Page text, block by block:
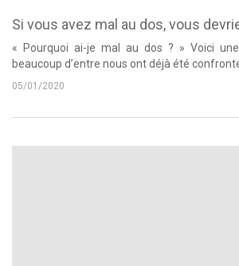
BRACHIALE•DORSALGIE
Si vous avez mal au dos, vous
« Pourquoi ai-je mal au dos ? » Voici
beaucoup d’entre nous ont déjà été
05/01/2020